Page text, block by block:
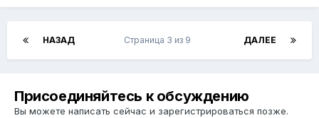
НАЗАД ДАЛЕЕ
Страница 3 из 9
Присоединяйтесь к обсуждению
Вы можете написать сейчас и зарегистрироваться позже.